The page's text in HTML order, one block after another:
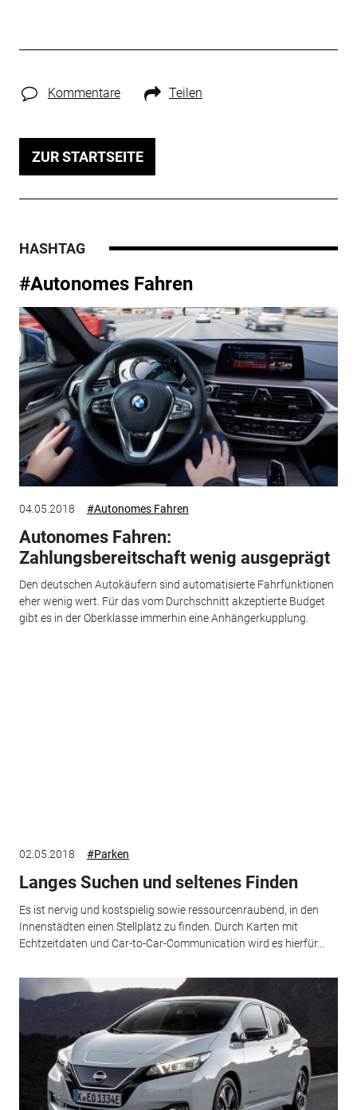
Kommentare Teilen
ZUR STARTSEITE
HASHTAG
#Autonomes Fahren
04.05.2018 #Autonomes Fahren
Autonomes Fahren:
Zahlungsbereitschaft wenig ausgeprägt
Den deutschen Autokäufern sind automatisierte Fahrfunktionen
eher wenig wert. Für das vom Durchschnitt akzeptierte Budget
gibt es in der Oberklasse immerhin eine Anhängerkupplung.
02.05.2018 #Parken
Langes Suchen und seltenes Finden
Es ist nervig und kostspielig sowie ressourcenraubend, in den
Innenstädten einen Stellplatz zu finden. Durch Karten mit
Echtzeitdaten und Car-to-Car-Communication wird es hierfür...